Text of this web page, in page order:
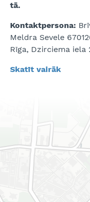
tā.
Kontaktpersona:
Meldra Sevele
Rīga, Dzirciema iela
Skatīt vairāk